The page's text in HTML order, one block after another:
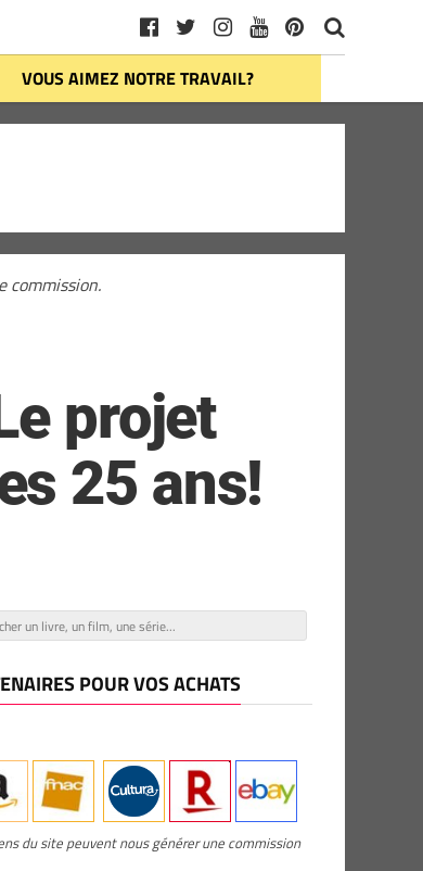
VOUS AIMEZ NOTRE TRAVAIL?
commission.
projet
25 ans!
POUR VOS ACHATS
du site peuvent nous générer une commission